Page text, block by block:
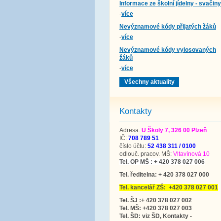
Informace ze školní jídelny - svačiny
-více
Nevýznamové kódy přijatých žáků
-více
Nevýznamové kódy vylosovaných
žáků
-více
Všechny aktuality
Kontakty
Adresa: U Školy 7, 326 00 Plzeň
IČ: 708 789 51
číslo účtu: 52 438 311 / 0100
odlouč. pracov. MŠ: Vltavínová 10
Tel. OP MŠ : + 420 378 027 006
Tel. ředitelna: + 420 378 027 000
Tel. kancelář ZŠ: +420 378 027 001
Tel. ŠJ :+ 420 378 027 002
Tel. MŠ: +420 378 027 003
Tel. ŠD: viz ŠD, Kontakty -